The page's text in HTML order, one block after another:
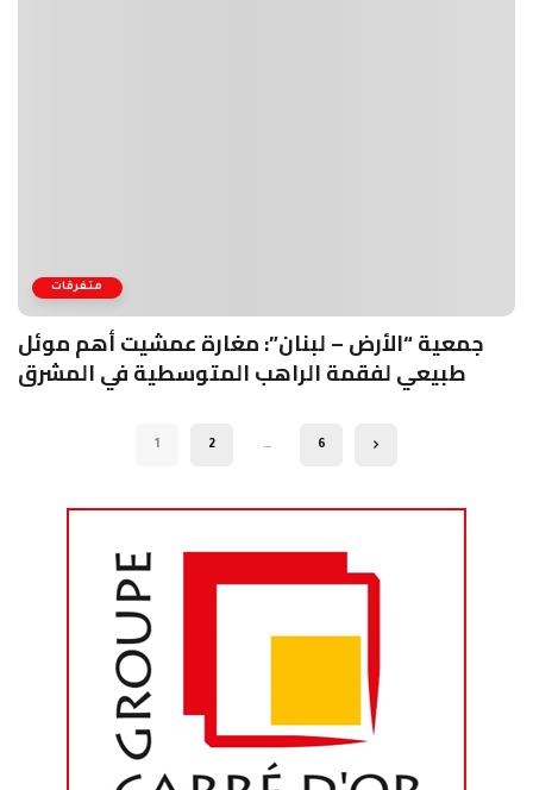
متفرقات
جمعية “الأرض – لبنان”: مغارة عمشيت أهم موئل
طبيعي لفقمة الراهب المتوسطية في المشرق
1 2 … 6